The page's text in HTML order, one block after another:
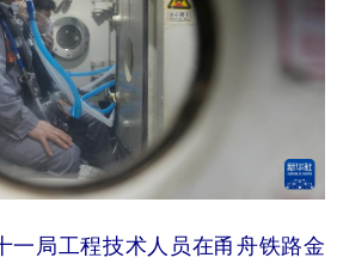
局工程技术人员在甬舟铁路金